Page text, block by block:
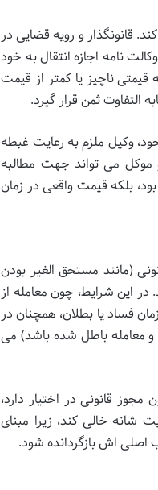
. قانونگذار و رویه قضایی در
نامه اجازه انتقال به خود
ناچیز یا کمتر از قیمت
التفاوت ثمن قرار گیرد.
وکیل ملزم به رعایت غبطه
می تواند جهت مطالبه
بلکه قیمت واقعی در زمان
(مانند مستحق الغیر بودن
در این شرایط، چون معامله از
فساد یا بطلان، همچنان در
و معامله باطل شده باشد) می
مجوز قانونی در اختیار دارد،
شانه خالی کند، زیرا مبنای
اش بازگردانده شود.